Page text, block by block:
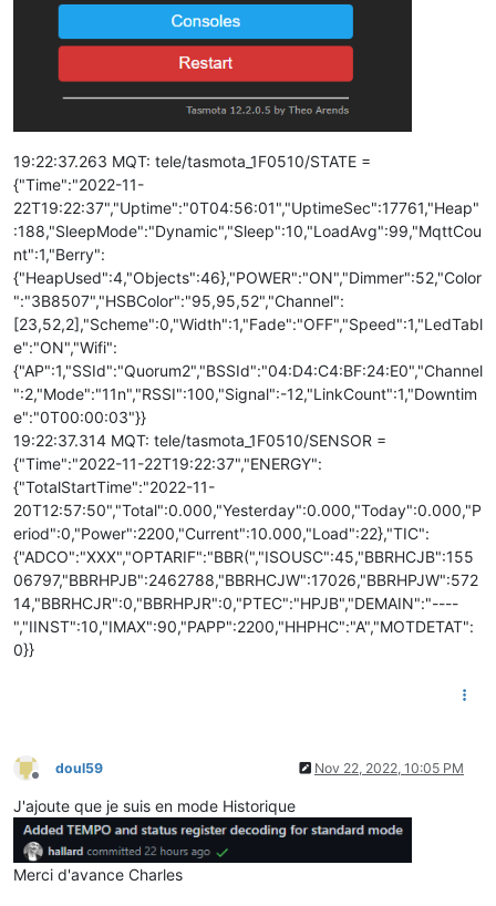
19:22:37.263 MQT: tele/tasmota_1F0510/STATE =
{"Time":"2022-11-
22T19:22:37","Uptime":"0T04:56:01","UptimeSec":17761,"Heap"
:188,"SleepMode":"Dynamic","Sleep":10,"LoadAvg":99,"MqttCou
nt":1,"Berry":
{"HeapUsed":4,"Objects":46},"POWER":"ON","Dimmer":52,"Color
":"3B8507","HSBColor":"95,95,52","Channel":
[23,52,2],"Scheme":0,"Width":1,"Fade":"OFF","Speed":1,"LedTabl
e":"ON","Wifi":
{"AP":1,"SSId":"Quorum2","BSSId":"04:D4:C4:BF:24:E0","Channel
":2,"Mode":"11n","RSSI":100,"Signal":-12,"LinkCount":1,"Downtim
e":"0T00:00:03"}}
19:22:37.314 MQT: tele/tasmota_1F0510/SENSOR =
{"Time":"2022-11-22T19:22:37","ENERGY":
{"TotalStartTime":"2022-11-
20T12:57:50","Total":0.000,"Yesterday":0.000,"Today":0.000,"P
eriod":0,"Power":2200,"Current":10.000,"Load":22},"TIC":
{"ADCO":"XXX","OPTARIF":"BBR(","ISOUSC":45,"BBRHCJB":155
06797,"BBRHPJB":2462788,"BBRHCJW":17026,"BBRHPJW":572
14,"BBRHCJR":0,"BBRHPJR":0,"PTEC":"HPJB","DEMAIN":"----
","IINST":10,"IMAX":90,"PAPP":2200,"HHPHC":"A","MOTDETAT":
0}}
Offline
doul59 Nov 22, 2022, 10:05 PM
J'ajoute que je suis en mode Historique
Merci d'avance Charles